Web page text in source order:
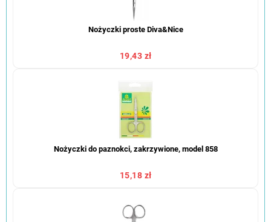
Nożyczki proste Diva&Nice
19,43 zł
Nożyczki do paznokci, zakrzywione, model 858
15,18 zł